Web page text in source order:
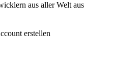
aus aller Welt aus
erstellen